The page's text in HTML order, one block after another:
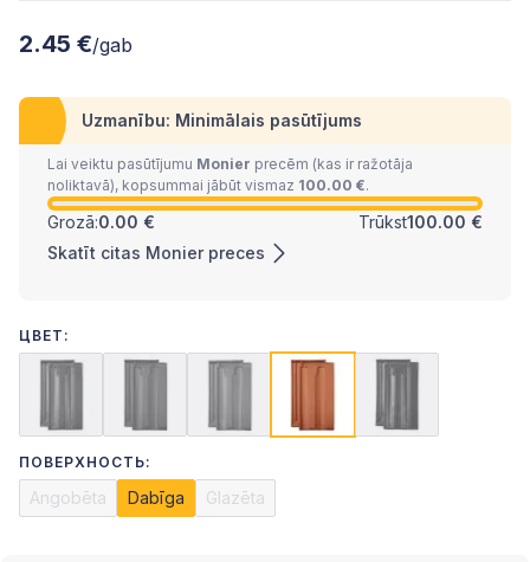
2.45 €/gab
Uzmanību: Minimālais pasūtījums
Lai veiktu pasūtījumu Monier precēm (kas ir ražotāja
noliktavā), kopsummai jābūt vismaz 100.00 €.
Grozā:0.00 € Trūkst100.00 €
Skatīt citas Monier preces
ЦВЕТ:
ПОВЕРХНОСТЬ:
Angobēta Dabīga Glazēta